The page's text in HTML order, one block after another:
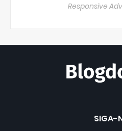
Responsive
SIGA-